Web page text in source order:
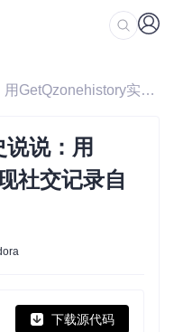
/ 如何备份QQ空间历史说说：用GetQzonehistory实现社交记录自动化保存
说：用
社交记录自
下载源代码